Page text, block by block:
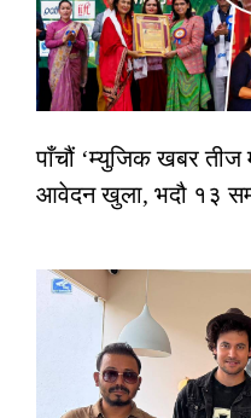
पाँचौं ‘म्युजिक खबर तीज
आवेदन खुला, भदौ १३ सम्म